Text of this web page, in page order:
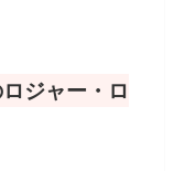
ジャー・ロ